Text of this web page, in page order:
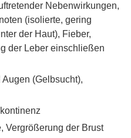
Nebenwirkungen,
(isolierte, gering
der Haut), Fieber,
der Leber einschließen
(Gelbsucht),
Vergrößerung der Brust